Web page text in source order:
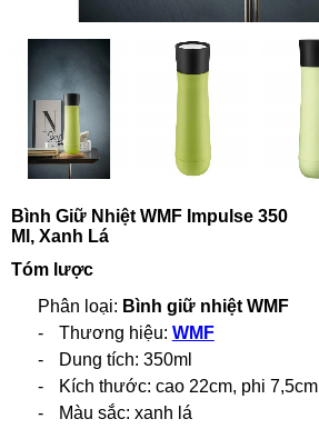
Bình Giữ Nhiệt WMF Impulse 350
Ml, Xanh Lá
Tóm lược
Phân loại: Bình giữ nhiệt WMF
-
Thương hiệu: WMF
-
Dung tích: 350ml
-
Kích thước: cao 22cm, phi 7,5cm
-
Màu sắc: xanh lá